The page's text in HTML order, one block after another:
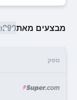
מבצעים מאת
ספק